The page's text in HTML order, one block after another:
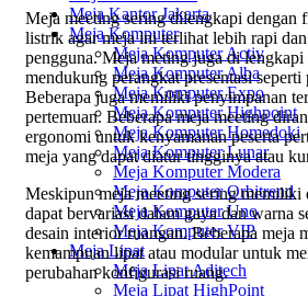
Meja Kantor Jakarta
Meja Komputer
Meja Komputer Activ
Meja Komputer Alba
Meja Komputer Expo
Meja Komputer Highpoint
Meja Komputer Homedoki
Meja Komputer Lunar
Meja Komputer Modera
Meja Komputer Orbitrend
Meja Komputer Uno
Meja Komputer VIP
Meja Lipat
Meja Lipat Aditech
Meja Lipat HighPoint
Meja meeting sering dilengkapi dengan
listrik agar meja ini terlihat lebih rapi
pengguna. Meja meting juga di
mendukung perangkat presentasi
Beberapa juga memiliki penyimpanan
pertemuan. Beberapa meja meeting
ergonomi untuk kenyamanan peserta
meja yang dapat diatur tingginya atau
Meskipun meja meeting sering memiliki
dapat bervariasi dalam gaya dan warna
desain interior ruangan. Beberapa meja
kemampuan lipat atau modular untuk
perubahan konfigurasi ruang.